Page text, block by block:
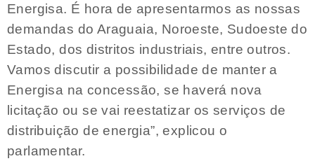
Energisa. É hora de apresentarmos as nossas
demandas do Araguaia, Noroeste, Sudoeste do
Estado, dos distritos industriais, entre outros.
Vamos discutir a possibilidade de manter a
Energisa na concessão, se haverá nova
licitação ou se vai reestatizar os serviços de
distribuição de energia”, explicou o
parlamentar.